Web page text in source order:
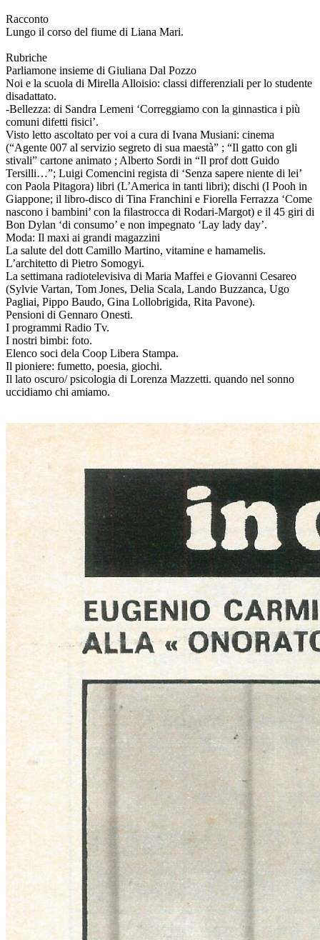
Racconto
Lungo il corso del fiume di Liana Mari.
Rubriche
Parliamone insieme di Giuliana Dal Pozzo
Noi e la scuola di Mirella Alloisio: classi differenziali per lo studente
disadattato.
-Bellezza: di Sandra Lemeni ‘Correggiamo con la ginnastica i più
comuni difetti fisici’.
Visto letto ascoltato per voi a cura di Ivana Musiani: cinema
(“Agente 007 al servizio segreto di sua maestà” ; “Il gatto con gli
stivali” cartone animato ; Alberto Sordi in “Il prof dott Guido
Tersilli…”; Luigi Comencini regista di ‘Senza sapere niente di lei’
con Paola Pitagora) libri (L’America in tanti libri); dischi (I Pooh in
Giappone; il libro-disco di Tina Franchini e Fiorella Ferrazza ‘Come
nascono i bambini’ con la filastrocca di Rodari-Margot) e il 45 giri di
Bon Dylan ‘di consumo’ e non impegnato ‘Lay lady day’.
Moda: Il maxi ai grandi magazzini
La salute del dott Camillo Martino, vitamine e hamamelis.
L’architetto di Pietro Somogyi.
La settimana radiotelevisiva di Maria Maffei e Giovanni Cesareo
(Sylvie Vartan, Tom Jones, Delia Scala, Lando Buzzanca, Ugo
Pagliai, Pippo Baudo, Gina Lollobrigida, Rita Pavone).
Pensioni di Gennaro Onesti.
I programmi Radio Tv.
I nostri bimbi: foto.
Elenco soci dela Coop Libera Stampa.
Il pioniere: fumetto, poesia, giochi.
Il lato oscuro/ psicologia di Lorenza Mazzetti. quando nel sonno
uccidiamo chi amiamo.